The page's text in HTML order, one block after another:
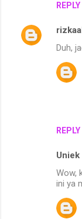
REPLY
Duh,
REPLY
Uniek
Wow,
ini ya